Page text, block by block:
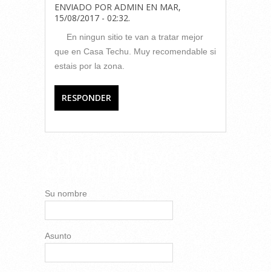
ENVIADO POR ADMIN EN MAR,
15/08/2017 - 02:32.
En ningun sitio te van a tratar mejor
que en Casa Techu. Muy recomendable si
estais por la zona.
RESPONDER
Su nombre
Asunto